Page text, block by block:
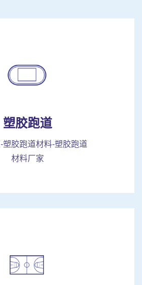
塑胶跑道
塑胶跑道材料-塑胶跑道
材料厂家